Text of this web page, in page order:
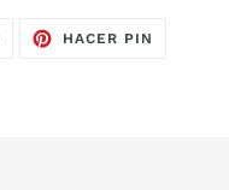
TUITEARHACER PIN